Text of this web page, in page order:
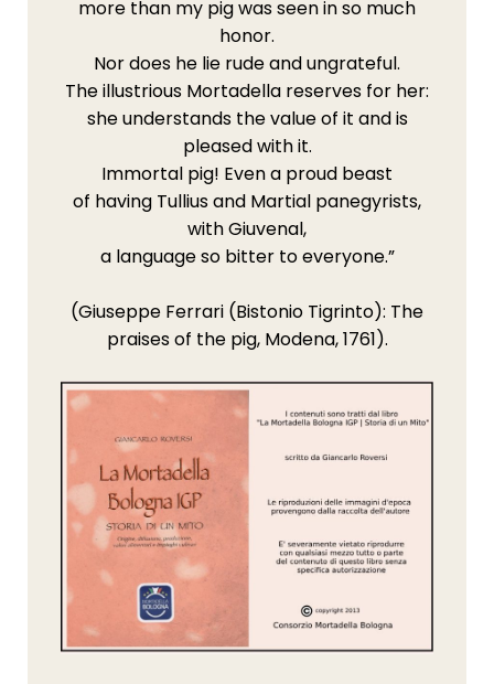
more than my pig was seen in so much
honor.
Nor does he lie rude and ungrateful.
The illustrious Mortadella reserves for her:
she understands the value of it and is
pleased with it.
Immortal pig! Even a proud beast
of having Tullius and Martial panegyrists,
with Giuvenal,
a language so bitter to everyone.”
(Giuseppe Ferrari (Bistonio Tigrinto): The
praises of the pig, Modena, 1761).